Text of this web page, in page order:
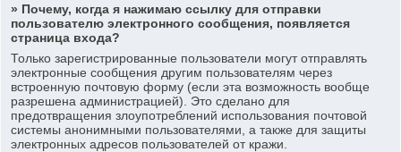
» Почему, когда я нажимаю ссылку для отправки
пользователю электронного сообщения, появляется
страница входа?
Только зарегистрированные пользователи могут отправлять
электронные сообщения другим пользователям через
встроенную почтовую форму (если эта возможность вообще
разрешена администрацией). Это сделано для
предотвращения злоупотреблений использования почтовой
системы анонимными пользователями, а также для защиты
электронных адресов пользователей от кражи.